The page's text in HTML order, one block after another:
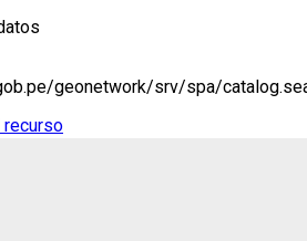
geonetwork/srv/spa/
recurso